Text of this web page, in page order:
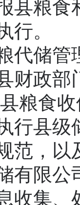
县粮食
行。
储管
财政部
食收
行县级
范，
限公
收集、